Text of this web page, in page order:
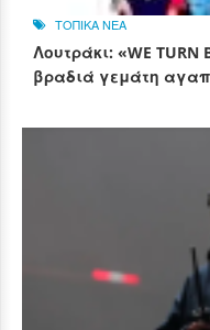
ΤΟΠΙΚΑ ΝΕΑ
Λουτράκι: «WE TURN
βραδιά γεμάτη